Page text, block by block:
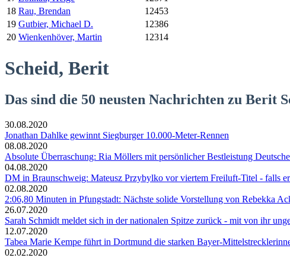
18 Rau, Brendan
12453
19 Gutbier, Michael D.
12386
20 Wienkenhöver, Martin 12314
Scheid, Berit
Das sind die 50 neusten Nachrichten zu Berit
30.08.2020
Jonathan Dahlke gewinnt Siegburger 10.000-Meter-Rennen
08.08.2020
Absolute Überraschung: Ria Möllers mit persönlicher Bestleistung
04.08.2020
DM in Braunschweig: Mateusz Przybylko vor viertem Freiluft-Titel - falls
02.08.2020
2:06,80 Minuten in Pfungstadt: Nächste solide Vorstellung von Rebekka
26.07.2020
Sarah Schmidt meldet sich in der nationalen Spitze zurück - mit von ihr
12.07.2020
Tabea Marie Kempe führt in Dortmund die starken Bayer-
02.02.2020